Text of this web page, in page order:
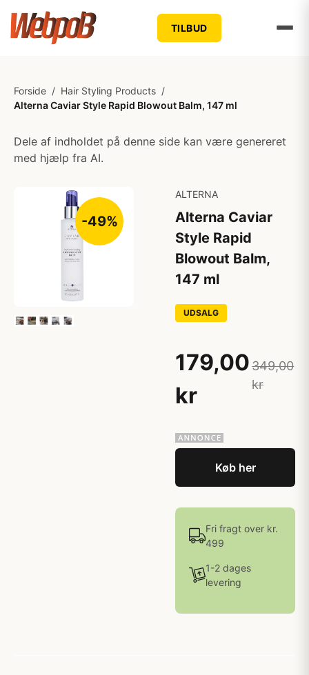
TILBUD
Forside / Hair Styling Products /
Alterna Caviar Style Rapid Blowout Balm, 147 ml
Dele af indholdet på denne side kan være genereret
med hjælp fra AI.
-49%
ALTERNA
Alterna Caviar
Style Rapid
Blowout Balm,
147 ml
UDSALG
179,00
kr
349,00
kr
Køb her
Fri fragt over kr.
499
1-2 dages
levering